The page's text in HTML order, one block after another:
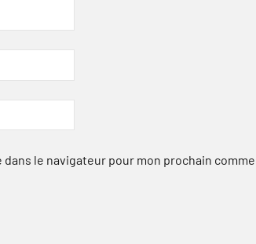
le navigateur pour mon prochain